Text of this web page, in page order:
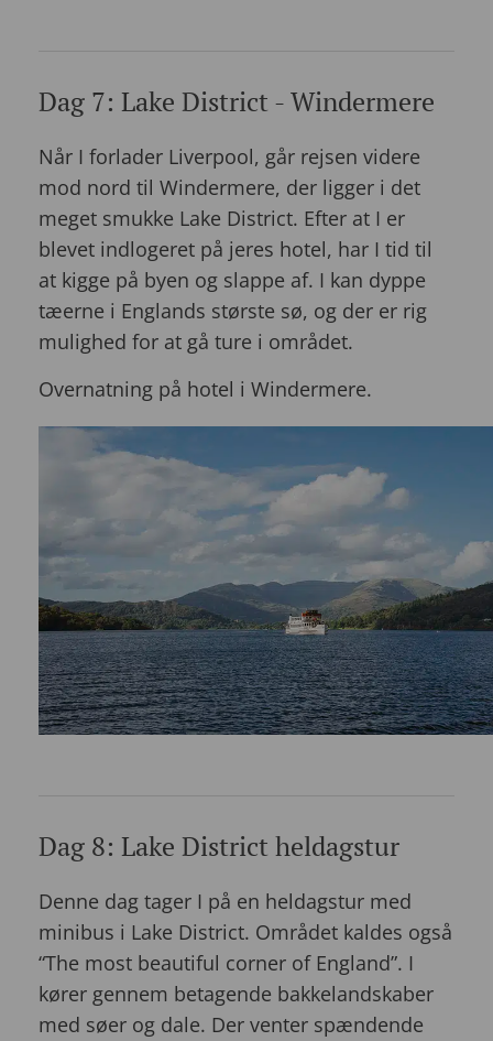
Dag 7: Lake District - Windermere
Når I forlader Liverpool, går rejsen videre
mod nord til Windermere, der ligger i det
meget smukke Lake District. Efter at I er
blevet indlogeret på jeres hotel, har I tid til
at kigge på byen og slappe af. I kan dyppe
tæerne i Englands største sø, og der er rig
mulighed for at gå ture i området.
Overnatning på hotel i Windermere.
Dag 8: Lake District heldagstur
Denne dag tager I på en heldagstur med
minibus i Lake District. Området kaldes også
“The most beautiful corner of England”. I
kører gennem betagende bakkelandskaber
med søer og dale. Der venter spændende